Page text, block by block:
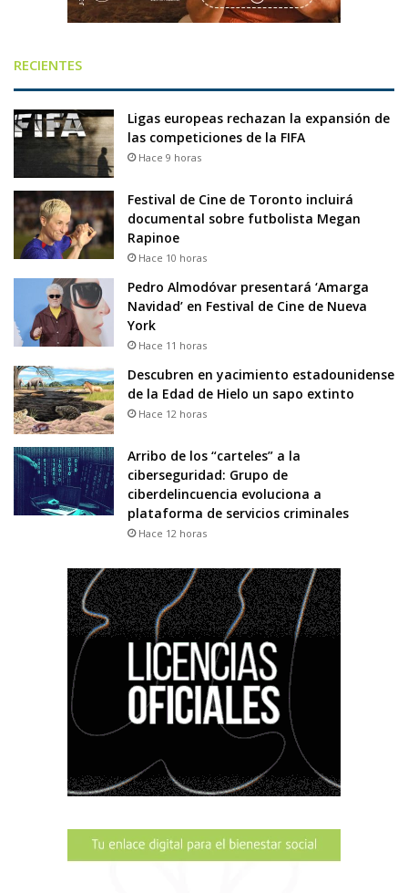
RECIENTES
Ligas europeas rechazan la expansión de
las competiciones de la FIFA
Hace 9 horas
Festival de Cine de Toronto incluirá
documental sobre futbolista Megan
Rapinoe
Hace 10 horas
Pedro Almodóvar presentará ‘Amarga
Navidad’ en Festival de Cine de Nueva
York
Hace 11 horas
Descubren en yacimiento estadounidense
de la Edad de Hielo un sapo extinto
Hace 12 horas
Arribo de los “carteles” a la
ciberseguridad: Grupo de
ciberdelincuencia evoluciona a
plataforma de servicios criminales
Hace 12 horas